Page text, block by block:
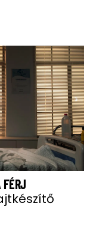
FÉRJ